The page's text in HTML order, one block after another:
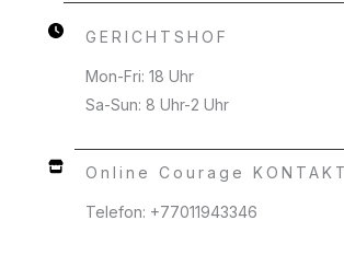
GERICHTSHOF
Mon-Fri: 18 Uhr
Sa-Sun: 8 Uhr-2 Uhr
Online Courage KONTAKT
Telefon: +77011943346